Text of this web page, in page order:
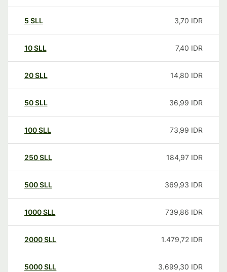
5 SLL 3,70 IDR
10SLL 7,40 IDR
20SLL 14,80 IDR
50SLL 36,99 IDR
100SLL 73,99 IDR
250SLL 184,97 IDR
500SLL 369,93 IDR
1000SLL 739,86 IDR
2000SLL 1.479,72 IDR
5000SLL 3.699,30 IDR